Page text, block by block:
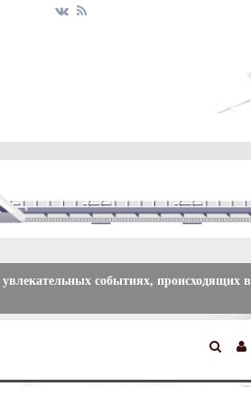
событиях, происходящих в